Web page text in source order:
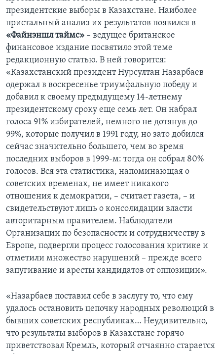
президентские выборы в Казахстане. Наиболее
пристальный анализ их результатов появился в
«Файнэншл таймс» – ведущее британское
финансовое издание посвятило этой теме
редакционную статью. В ней говорится:
«Казахстанский президент Нурсултан Назарбаев
одержал в воскресенье триумфальную победу и
добавил к своему предыдущему 14-летнему
президентскому сроку еще семь лет. Он набрал
голоса 91% избирателей, немного не дотянув до
99%, которые получил в 1991 году, но зато добился
сейчас значительно большего, чем во время
последних выборов в 1999-м: тогда он собрал 80%
голосов. Вся эта статистика, напоминающая о
советских временах, не имеет никакого
отношения к демократии, – считает газета, – и
свидетельствуют лишь о консолидации власти
авторитарным правителем. Наблюдатели
Организации по безопасности и сотрудничеству в
Европе, подвергли процесс голосования критике и
отметили множество нарушений – прежде всего
запугивание и аресты кандидатов от оппозиции».
«Назарбаев поставил себе в заслугу то, что ему
удалось остановить цепочку народных революций в
бывших советских республиках… Неудивительно,
что результаты выборов в Казахстане горячо
приветствовал Кремль, который отчаянно старается